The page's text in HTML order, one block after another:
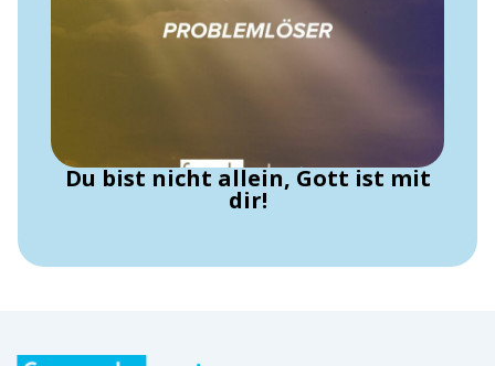
Du bist nicht allein, Gott ist mit
dir!